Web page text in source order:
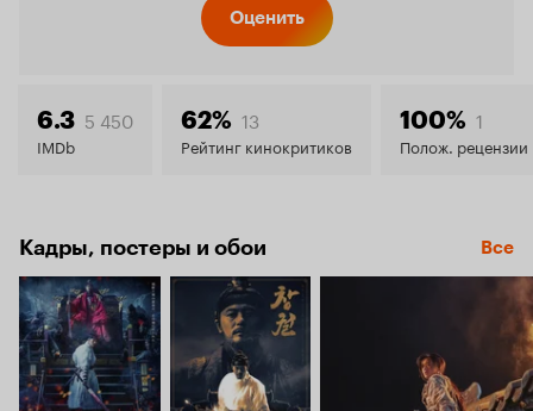
6.2
Оценить
6.3 5 450
IMDb
62% 13
Рейтинг кинокритиков
100% 1
Полож. рецензии
Кадры, постеры и обои Все